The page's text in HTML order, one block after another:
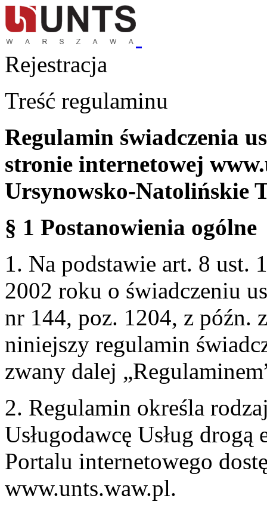
Rejestracja
Treść regulaminu
Regulamin świadczenia
stronie internetowej
Ursynowsko-Natolińskie
§ 1 Postanowienia ogólne
1. Na podstawie art. 8 ust.
2002 roku o świadczeniu
nr 144, poz. 1204, z późn.
niniejszy regulamin
zwany dalej
2. Regulamin określa
Usługodawcę Usług
Portalu internetowego
www.unts.waw.pl.